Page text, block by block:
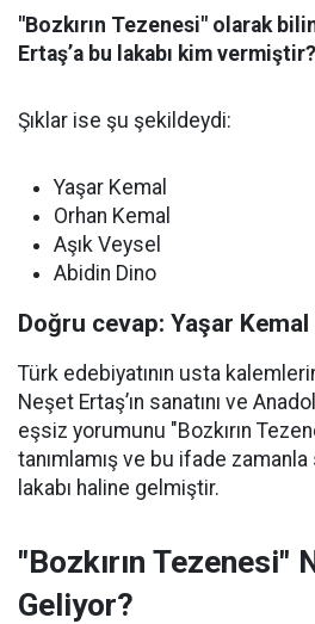
"Bozkırın Tezenesi" olarak
Ertaş’a bu lakabı kim vermiştir?
Şıklar ise şu şekildeydi:
Yaşar Kemal
Orhan Kemal
Aşık Veysel
Abidin Dino
Doğru cevap: Yaşar Kemal
Türk edebiyatının usta
Neşet Ertaş’ın sanatını ve
eşsiz yorumunu "Bozkırın
tanımlamış ve bu ifade zamanla
lakabı haline gelmiştir.
"Bozkırın Tezenesi"
Geliyor?